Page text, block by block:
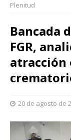
Plenitud
Bancada
FGR,
atracción
20 de agosto de